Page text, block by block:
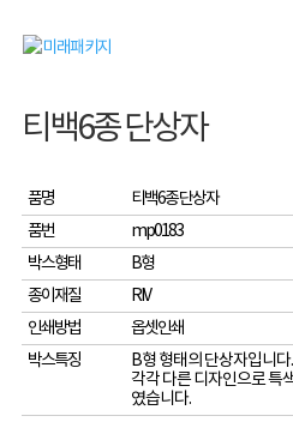
티백6종 단상자
품명
티백6종 단상자
품번
mp0183
박스형태
B형
종이재질
RIV
인쇄방법
옵셋인쇄
박스특징
B형 형태의 단상자입니다
각각 다른 디자인으로 특
였습니다.